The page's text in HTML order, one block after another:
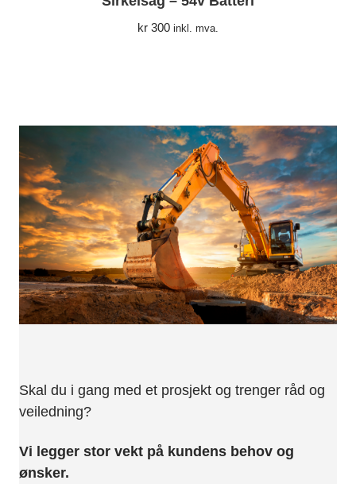
kr 300 inkl. mva.
Skal du i gang med et prosjekt og trenger råd og
veiledning?
Vi legger stor vekt på kundens behov og
ønsker.